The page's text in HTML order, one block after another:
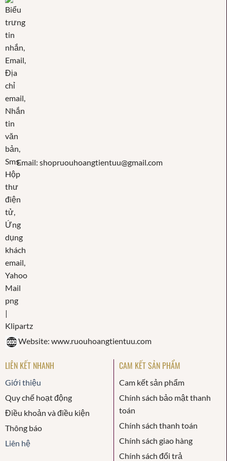
Email: shopruouhoangtientuu@gmail.com
Website: www.ruouhoangtientuu.com
LIÊN KẾT NHANH
Giới thiệu
Quy chế hoạt động
Điều khoản và điều kiện
Thông báo
Liên hệ
CAM KẾT SẢN PHẨM
Cam kết sản phẩm
Chính sách bảo mật thanh
toán
Chính sách thanh toán
Chính sách giao hàng
Chính sách đổi trả